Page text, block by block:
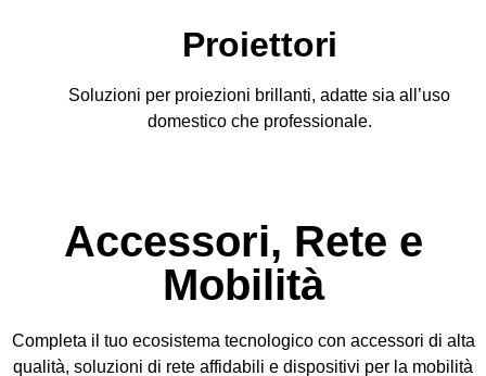
Proiettori
Soluzioni per proiezioni brillanti, adatte sia all’uso
domestico che professionale.
Accessori, Rete e
Mobilità
Completa il tuo ecosistema tecnologico con accessori di alta
qualità, soluzioni di rete affidabili e dispositivi per la mobilità